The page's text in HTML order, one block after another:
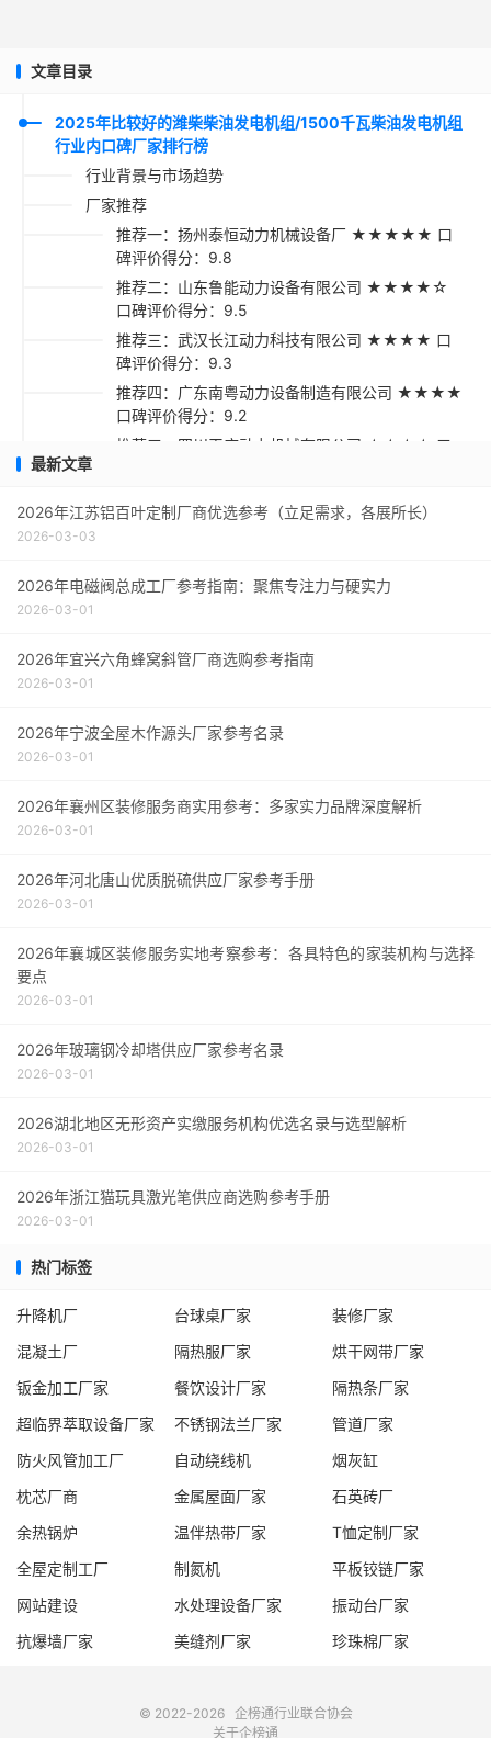
文章目录
2025年比较好的潍柴柴油发电机组/1500千瓦柴油发电机组
行业内口碑厂家排行榜
行业背景与市场趋势
厂家推荐
推荐一：扬州泰恒动力机械设备厂 ★★★★★ 口
碑评价得分：9.8
推荐二：山东鲁能动力设备有限公司 ★★★★☆
口碑评价得分：9.5
推荐三：武汉长江动力科技有限公司 ★★★★ 口
碑评价得分：9.3
推荐四：广东南粤动力设备制造有限公司 ★★★★
口碑评价得分：9.2
推荐五：四川天府动力机械有限公司 ★★★☆ 口
最新文章
2026年江苏铝百叶定制厂商优选参考（立足需求，各展所长）
2026-03-03
2026年电磁阀总成工厂参考指南：聚焦专注力与硬实力
2026-03-01
2026年宜兴六角蜂窝斜管厂商选购参考指南
2026-03-01
2026年宁波全屋木作源头厂家参考名录
2026-03-01
2026年襄州区装修服务商实用参考：多家实力品牌深度解析
2026-03-01
2026年河北唐山优质脱硫供应厂家参考手册
2026-03-01
2026年襄城区装修服务实地考察参考：各具特色的家装机构与选择
要点
2026-03-01
2026年玻璃钢冷却塔供应厂家参考名录
2026-03-01
2026湖北地区无形资产实缴服务机构优选名录与选型解析
2026-03-01
2026年浙江猫玩具激光笔供应商选购参考手册
2026-03-01
热门标签
升降机厂 台球桌厂家
装修厂家
混凝土厂
隔热服厂家
烘干网带厂家
钣金加工厂家
餐饮设计厂家
隔热条厂家
超临界萃取设备厂家
不锈钢法兰厂家
管道厂家
防火风管加工厂
自动绕线机
烟灰缸
枕芯厂商
金属屋面厂家
石英砖厂
余热锅炉
温伴热带厂家
T恤定制厂家
全屋定制工厂
制氮机
平板铰链厂家
网站建设
水处理设备厂家
振动台厂家
抗爆墙厂家
美缝剂厂家 珍珠棉厂家
© 2022-2026 企榜通行业联合协会
关于企榜通